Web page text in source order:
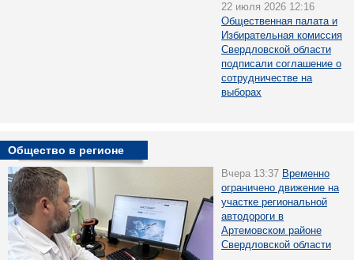
22 июля 2026 12:16
Общественная палата и
Избирательная комиссия
Свердловской области
подписали соглашение о
сотрудничестве на
выборах
Общество в регионе
Вчера 13:37 Временно
ограничено движение на
участке региональной
автодороги в
Артемовском районе
Свердловской области